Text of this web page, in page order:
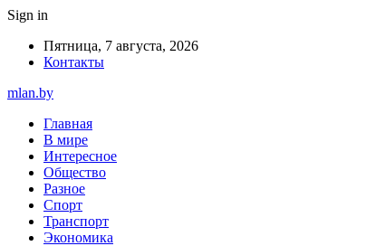
Sign in
Пятница, 7 августа, 2026
Контакты
mlan.by
Главная
В мире
Интересное
Общество
Разное
Спорт
Транспорт
Экономика